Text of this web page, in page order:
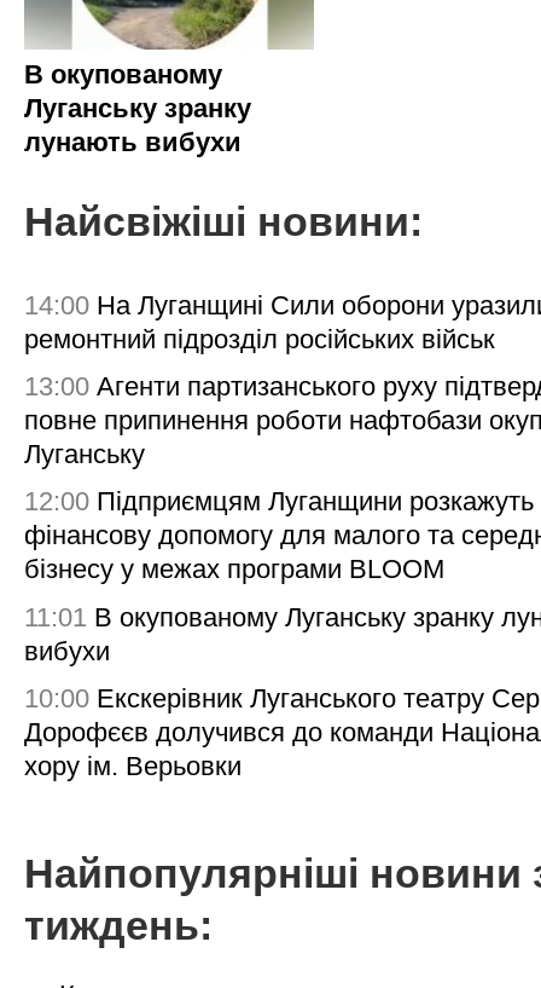
В окупованому
Луганську зранку
лунають вибухи
Найсвіжіші новини:
14:00 На Луганщині Сили оборони
ремонтний підрозділ російських військ
13:00 Агенти партизанського руху
повне припинення роботи нафтобази
Луганську
12:00 Підприємцям Луганщини розкажуть
фінансову допомогу для малого та
бізнесу у межах програми BLOOM
11:01 В окупованому Луганську зранку
вибухи
10:00 Екскерівник Луганського театру
Дорофєєв долучився до команди
хору ім. Верьовки
Найпопулярніші новини
тиждень: